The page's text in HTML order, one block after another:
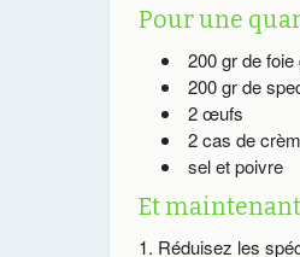
Pour une
200 gr de foie
200 gr de
2 œufs
2 cas de
sel et poivre
Et
Réduisez les